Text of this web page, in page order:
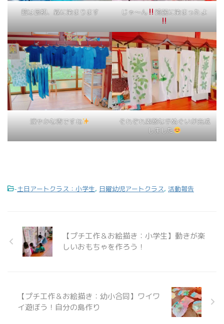
藍は最初、緑に染まります じゃ〜ん 綺麗に染まったよ
涼やかな青ですね
それぞれ素敵な手ぬぐいが完成
しました
-土日アートクラス：小学生, 日曜幼児アートクラス, 活動報告
【プチ工作＆お絵描き：小学生】動きが楽
しいおもちゃを作ろう！
【プチ工作＆お絵描き：幼小合同】ワイワ
イ遊ぼう！自分の島作り